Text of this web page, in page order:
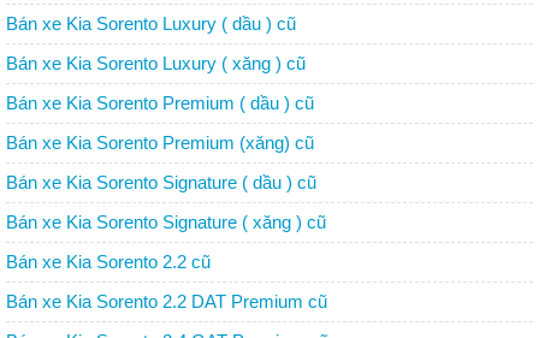
Bán xe Kia Sorento Luxury ( dầu ) cũ
Bán xe Kia Sorento Luxury ( xăng ) cũ
Bán xe Kia Sorento Premium ( dầu ) cũ
Bán xe Kia Sorento Premium (xăng) cũ
Bán xe Kia Sorento Signature ( dầu ) cũ
Bán xe Kia Sorento Signature ( xăng ) cũ
Bán xe Kia Sorento 2.2 cũ
Bán xe Kia Sorento 2.2 DAT Premium cũ